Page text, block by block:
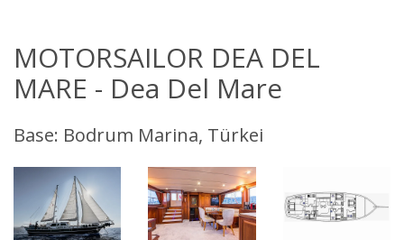
MOTORSAILOR DEA DEL
MARE - Dea Del Mare
Base: Bodrum Marina, Türkei